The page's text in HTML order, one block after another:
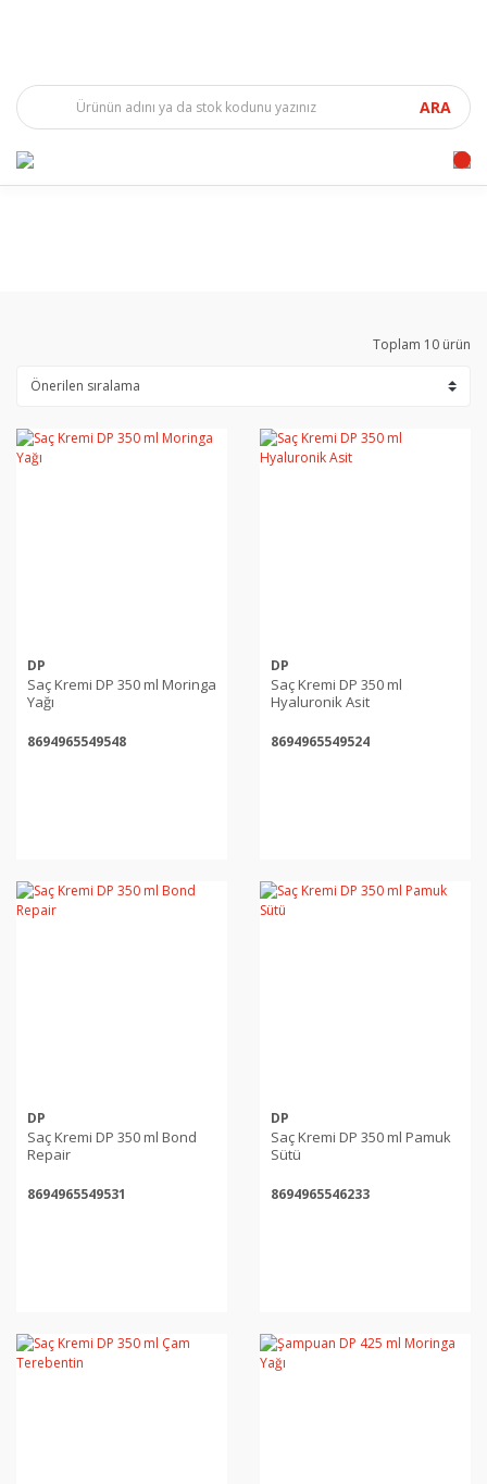
ARA
Toplam 10 ürün
DP
Saç Kremi DP 350 ml Moringa
Yağı
8694965549548
DP
Saç Kremi DP 350 ml
Hyaluronik Asit
8694965549524
DP
Saç Kremi DP 350 ml Bond
Repair
8694965549531
DP
Saç Kremi DP 350 ml Pamuk
Sütü
8694965546233